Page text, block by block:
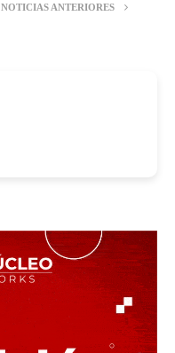
NOTICIAS ANTERIORES